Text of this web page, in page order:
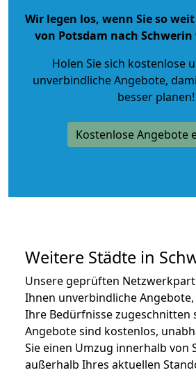
Wir legen los, wenn Sie so
von Potsdam nach
Holen Sie sich kostenlose
unverbindliche Angebote,
besser planen!
Kostenlose Angebote
Weitere Städte in
Unsere geprüften
Ihnen unverbindliche
Ihre Bedürfnisse zugeschnitten
Angebote sind kostenlos,
Sie einen Umzug innerhalb von
außerhalb Ihres aktuellen